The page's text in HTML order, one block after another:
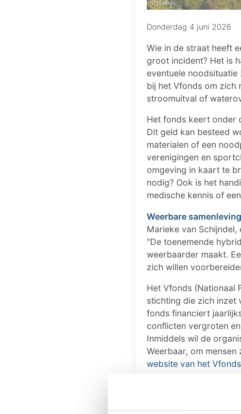
Donderdag 4 juni 2026
Wie in de straat heeft
groot incident? Het is
eventuele
bij het Vfonds om zich
stroomuitval of
Het fonds keert onder
Dit geld kan besteed
materialen of een
verenigingen en
omgeving in kaart te
nodig? Ook is het
medische kennis of
Weerbare samenleving
Marieke van
"De toenemende
weerbaarder maakt.
zich willen
Het Vfonds (Nationaal
stichting die zich inzet
fonds financiert
conflicten vergroten
Inmiddels wil de
Weerbaar, om
website van het Vfonds